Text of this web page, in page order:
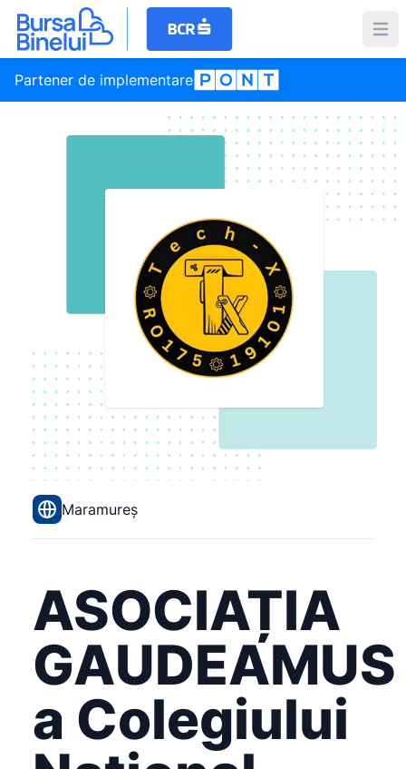
Partener de implementare
Maramureș
ASOCIAȚIA
GAUDEAMUS
a Colegiului